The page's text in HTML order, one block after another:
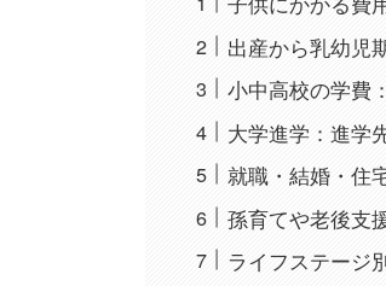
出産から乳幼児
小中高校の学費
大学進学：進学
就職・結婚・住
孫育てや老後支
ライフステージ